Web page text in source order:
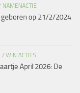
NAMENACTIE
op 21/2/2024
/ WIN ACTIES
April 2026: De